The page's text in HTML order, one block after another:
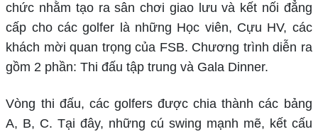
chức nhằm tạo ra sân chơi giao lưu và kết nối đẳng
cấp cho các golfer là những Học viên, Cựu HV, các
khách mời quan trọng của FSB. Chương trình diễn ra
gồm 2 phần: Thi đấu tập trung và Gala Dinner.
Vòng thi đấu, các golfers được chia thành các bảng
A, B, C. Tại đây, những cú swing mạnh mẽ, kết cấu